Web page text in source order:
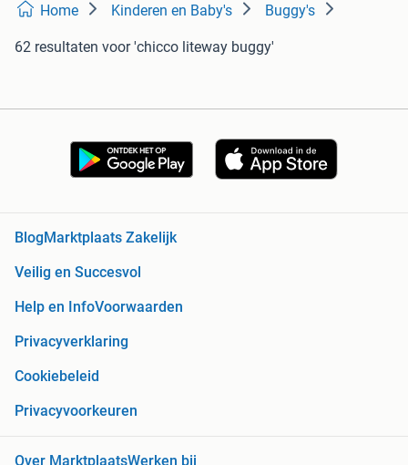
Home Kinderen en Baby's Buggy's
62 resultaten voor 'chicco liteway buggy'
BlogMarktplaats Zakelijk
Veilig en Succesvol
Help en InfoVoorwaarden
Privacyverklaring
Cookiebeleid
Privacyvoorkeuren
Over MarktplaatsWerken bij